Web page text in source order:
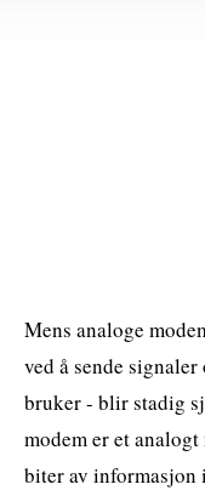
Mens analoge
ved å sende
bruker - blir stadig
modem er et
biter av informasjon